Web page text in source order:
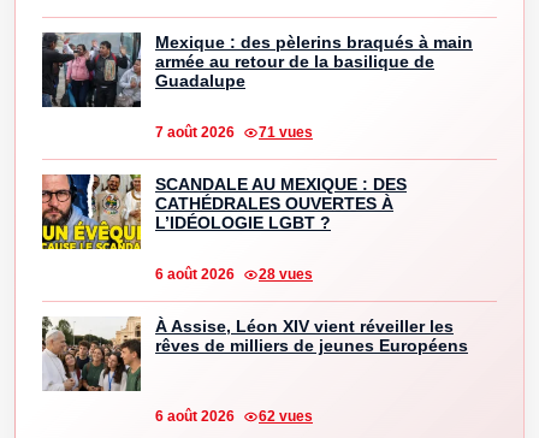
Mexique : des pèlerins braqués à main
armée au retour de la basilique de
Guadalupe
7 août 2026 71 vues
SCANDALE AU MEXIQUE : DES
CATHÉDRALES OUVERTES À
L’IDÉOLOGIE LGBT ?
6 août 2026 28 vues
À Assise, Léon XIV vient réveiller les
rêves de milliers de jeunes Européens
6 août 2026 62 vues